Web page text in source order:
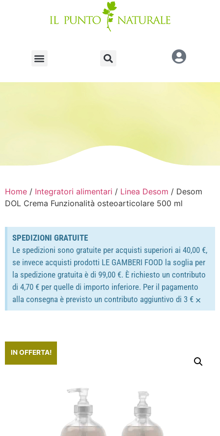
Home / Integratori alimentari / Linea Desom / Desom
DOL Crema Funzionalità osteoarticolare 500 ml
SPEDIZIONI GRATUITE
Le spedizioni sono gratuite per acquisti superiori ai 40,00 €,
se invece acquisti prodotti LE GAMBERI FOOD la soglia per
la spedizione gratuita è di 99,00 €. È richiesto un contributo
di 4,70 € per quelle di importo inferiore. Per il pagamento
alla consegna è previsto un contributo aggiuntivo di 3 € ×
IN OFFERTA!